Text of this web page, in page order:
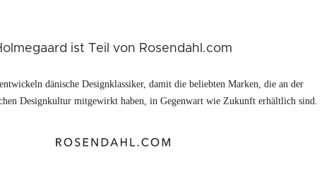
ist Teil von Rosendahl.com
dänische Designklassiker, damit die beliebten Marken, die an der
Designkultur mitgewirkt haben, in Gegenwart wie Zukunft erhältlich sind.